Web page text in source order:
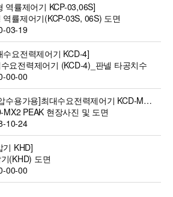
역률제어기 KCP-03,06S]
역률제어기(KCP-03S, 06S) 도면
03-19
수요전력제어기 KCD-4]
요전력제어기 (KCD-4)_판넬 타공치수
00-00
[[저압수용가용]최대수요전력제어기 KCD-MX2 PEAK]
MX2 PEAK 현장사진 및 도면
10-24
기 KHD]
(KHD) 도면
00-00